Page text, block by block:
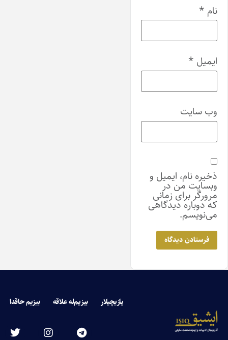
نام *
ایمیل *
وب‌ سایت
ذخیره نام، ایمیل و
وبسایت من در
مرورگر برای زمانی
که دوباره دیدگاهی
می‌نویسم.
یازیچیلار بیزیم‌له علاقه بیزیم حاقدا